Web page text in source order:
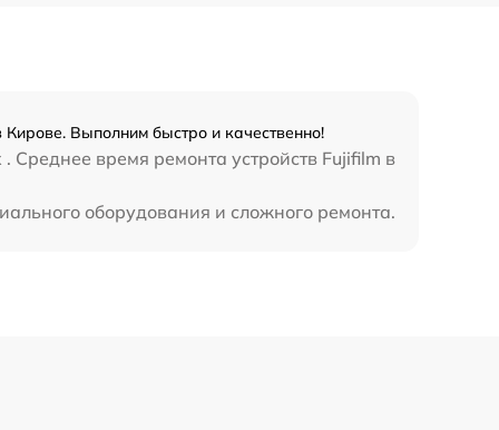
Выполним быстро и качественно!
Среднее время ремонта устройств Fujifilm в
оборудования и сложного ремонта.